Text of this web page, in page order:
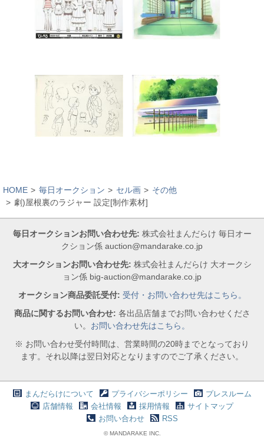
HOME 毎日オークション セル画
その他
劇)屋根裏のラジャー 設定[制作素材]
毎日オークションお問い合わせ先: 株式会社まんだらけ 毎日オー
クション係 auction@mandarake.co.jp
大オークションお問い合わせ先: 株式会社まんだらけ 大オークシ
ョン係 big-auction@mandarake.co.jp
オークション商品委託受付: 受付・お問い合わせ先はこちら。
商品に関するお問い合わせ: 各出品店舗までお問い合わせくださ
い。 お問い合わせ先はこちら。
※ お問い合わせ受付時間は、営業時間の20時までとなっており
ます。それ以降は翌日対応となりますのでご了承ください。
まんだらけについて プライバシーポリシー
プレスルーム
店舗情報
会社情報 採用情報
サイトマップ
お問い合わせ
RSS
© MANDARAKE INC.